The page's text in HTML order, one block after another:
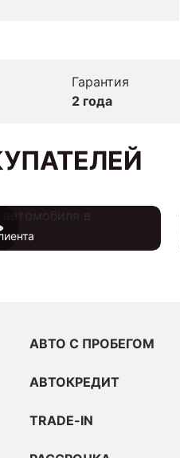
Гарантия
2 года
АВТО С ПРОБЕГОМ
АВТОКРЕДИТ
TRADE-IN